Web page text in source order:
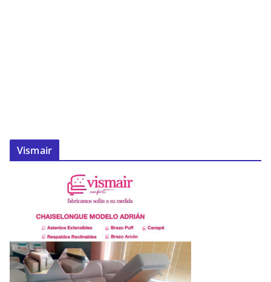
Vismair